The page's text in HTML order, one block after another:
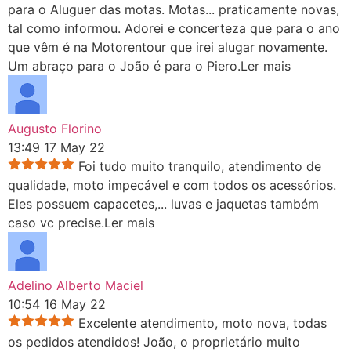
para o Aluguer das motas. Motas... praticamente novas,
tal como informou. Adorei e concerteza que para o ano
que vêm é na Motorentour que irei alugar novamente.
Um abraço para o João é para o Piero.Ler mais
Augusto Florino
13:49 17 May 22
Foi tudo muito tranquilo, atendimento de
qualidade, moto impecável e com todos os acessórios.
Eles possuem capacetes,... luvas e jaquetas também
caso vc precise.Ler mais
Adelino Alberto Maciel
10:54 16 May 22
Excelente atendimento, moto nova, todas
os pedidos atendidos! João, o proprietário muito